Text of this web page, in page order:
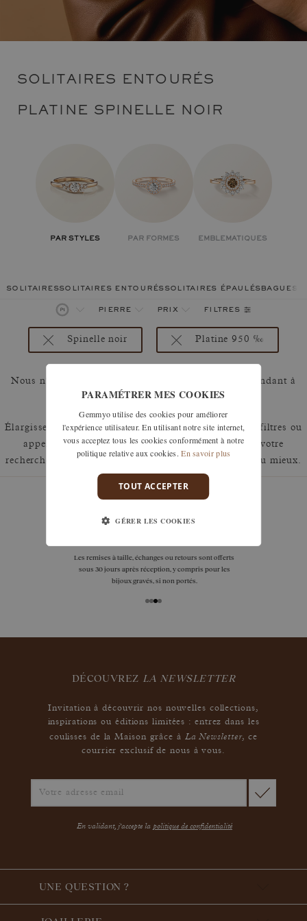
SOLITAIRES ENTOURÉS
PLATINE SPINELLE NOIR
PAR STYLES PAR FORMES EMBLEMATIQUES
solitairessolitaires entouréssolitaires épaulésbagues
pierre prix filtres
Platine 950 ‰
Spinelle noir
Nous n'avons malheureusement pas de produits répondant à
cette sélection.
Élargissez votre recherche en retirant un ou plusieurs filtres ou
appelez nous au 01 42 46 90 89 pour discuter de votre
recherche et voir comment nous pouvons y répondre au mieux.
Les remises à taille, échanges ou retours sont offerts
sous 30 jours après réception, y compris pour les
bijoux gravés, si non portés.
DÉCOUVREZ LA NEWSLETTER
Invitation à découvrir nos nouvelles collections,
inspirations ou éditions limitées : entrez dans les
coulisses de la Maison grâce à La Newsletter,ce
courrier exclusif de nous à vous.
En validant, j'accepte la politique de confidentialité
UNE QUESTION ?
PARAMÉTRER MES COOKIES
Gemmyo utilise des cookies pour améliorer
l'expérience utilisateur. En utilisant notre site internet,
vous acceptez tous les cookies conformément à notre
politique relative aux cookies. En savoir plus
TOUT ACCEPTER
GÉRER LES COOKIES